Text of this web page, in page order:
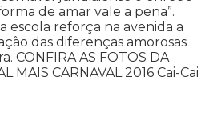
de amar vale a pena”.
escola reforça na avenida a
das diferenças amorosas
CONFIRA AS FOTOS DA
MAIS CARNAVAL 2016 Cai-Cai